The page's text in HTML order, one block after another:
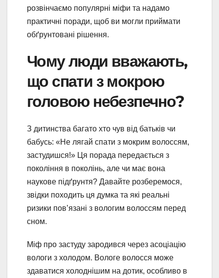
розвінчаємо популярні міфи та надамо
практичні поради, щоб ви могли приймати
обґрунтовані рішення.
Чому люди вважають,
що спати з мокрою
головою небезпечно?
З дитинства багато хто чув від батьків чи
бабусь: «Не лягай спати з мокрим волоссям,
застудишся!» Ця порада передається з
покоління в поколінь, але чи має вона
наукове підґрунтя? Давайте розберемося,
звідки походить ця думка та які реальні
ризики пов’язані з вологим волоссям перед
сном.
Міф про застуду зародився через асоціацію
вологи з холодом. Вологе волосся може
здаватися холоднішим на дотик, особливо в